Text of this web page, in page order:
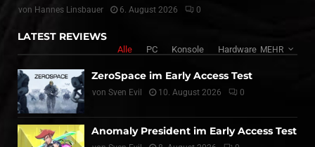
von Hannes Linsbauer 6. August 2026 0
LATEST REVIEWS
Alle PC Konsole Hardware MEHR
ZeroSpace im Early Access Test
von Sven Evil 10. August 2026 0
Anomaly President im Early Access Test